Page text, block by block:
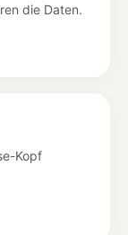
die Daten.
Kopf